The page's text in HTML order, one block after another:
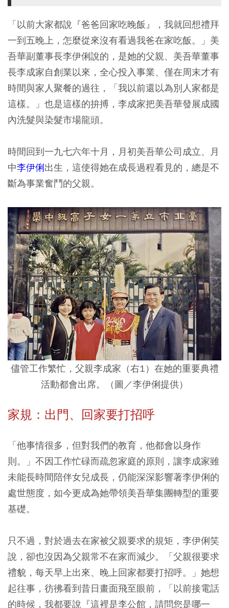
「以前大家都說『爸爸回家吃晚飯』，我就回想禮拜
一到五晚上，怎麼從來沒有看過我爸在家吃飯。」美
吾華副董事長李伊俐說的，是她的父親、美吾華董事
長李成家自創業以來，全心投入事業、僅在周末才有
時間與家人聚餐的過往，「我以前還以為別人家都是
這樣。」也是這樣的拚搏，李成家把美吾華發展成國
內洗髮與染髮市場龍頭。
時間回到一九七六年十月，月初美吾華公司成立、月
中李伊俐出生，這使得她在成長過程看見的，總是不
斷為事業奮鬥的父親。
儘管工作繁忙，父親李成家（右1）在她的重要典禮
活動都會出席。（圖／李伊俐提供）
家規：出門、回家要打招呼
「他事情很多，但對我們的教育，他都會以身作
則。」不因工作忙碌而疏忽家庭的原則，讓李成家雖
未能長時間陪伴女兒成長，仍能深深影響著李伊俐的
處世態度，如今更成為她帶領美吾華集團轉型的重要
基礎。
只不過，對於過去在家被父親要求的規矩，李伊俐笑
說，卻也沒因為父親常不在家而減少。「父親很要求
禮貌，每天早上出來、晚上回家都要打招呼。」她想
起往事，彷彿看到昔日畫面飛至眼前，「以前接電話
的時候，我都要說『這裡是李公館，請問您是哪一